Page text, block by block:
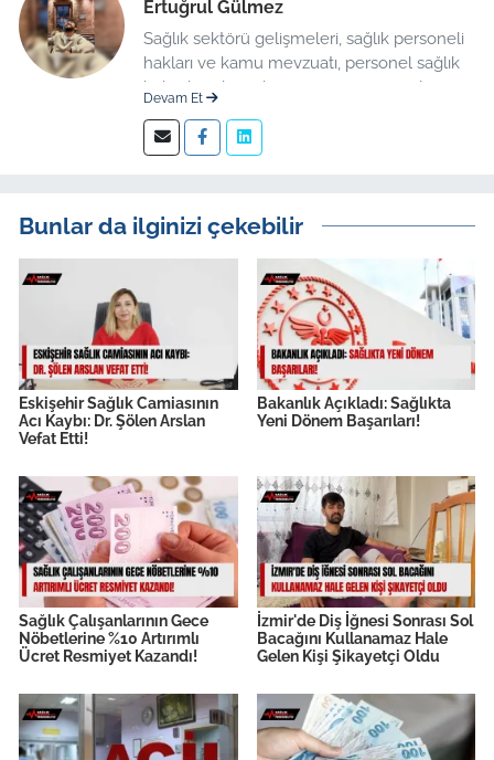
Ertuğrul Gülmez
Sağlık sektörü gelişmeleri, sağlık personeli
hakları ve kamu mevzuatı, personel sağlık
haberleri düzenleme üzerine uzmanlaşmış
Devam Et
Bunlar da ilginizi çekebilir
Eskişehir Sağlık Camiasının
Acı Kaybı: Dr. Şölen Arslan
Vefat Etti!
Bakanlık Açıkladı: Sağlıkta
Yeni Dönem Başarıları!
Sağlık Çalışanlarının Gece
Nöbetlerine %10 Artırımlı
Ücret Resmiyet Kazandı!
İzmir'de Diş İğnesi Sonrası Sol
Bacağını Kullanamaz Hale
Gelen Kişi Şikayetçi Oldu